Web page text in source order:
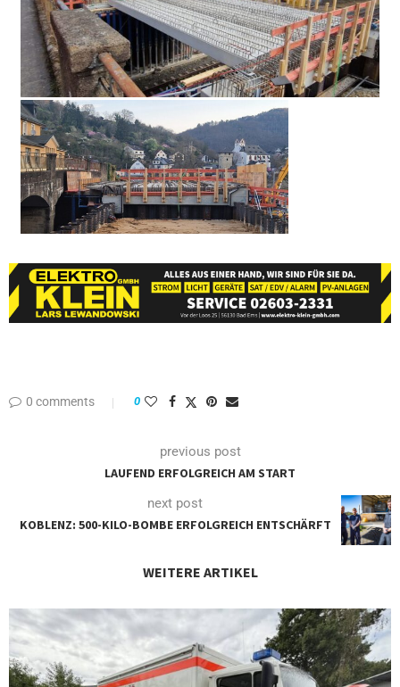
0 comments 0
previous post
LAUFEND ERFOLGREICH AM START
next post
KOBLENZ: 500-KILO-BOMBE ERFOLGREICH ENTSCHÄRFT
WEITERE ARTIKEL